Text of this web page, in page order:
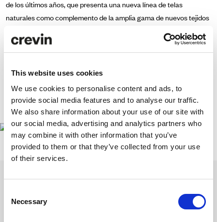
This website uses cookies
We use cookies to personalise content and ads, to
provide social media features and to analyse our traffic.
We also share information about your use of our site with
our social media, advertising and analytics partners who
may combine it with other information that you’ve
provided to them or that they’ve collected from your use
of their services.
Selection
Necessary
de los últimos años,que presenta una nueva línea de telas
naturales como complemento de la amplia gamade nuevos tejidos
www.proposte.it